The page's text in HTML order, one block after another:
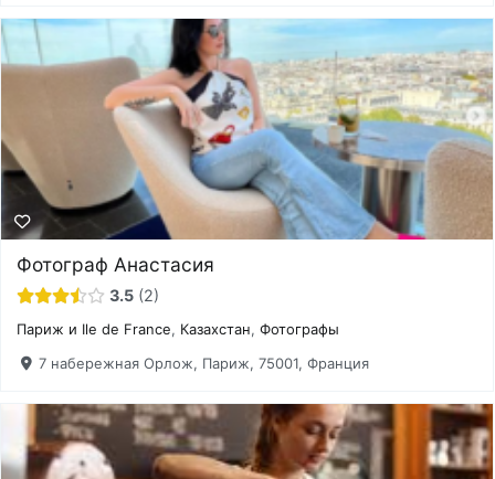
Фотограф Анастасия
3.5 2
Париж и Ile de France, Казахстан,Фотографы
7 набережная Орлож, Париж, 75001, Франция